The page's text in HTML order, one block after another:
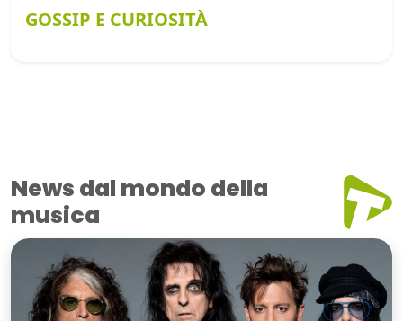
GOSSIP E CURIOSITÀ
News dal mondo della
musica